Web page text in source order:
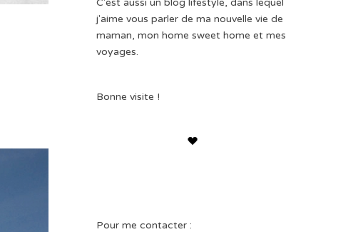
C'est aussi un blog lifestyle, dans lequel
j'aime vous parler de ma nouvelle vie de
maman, mon home sweet home et mes
voyages.
Bonne visite !
Pour me contacter :